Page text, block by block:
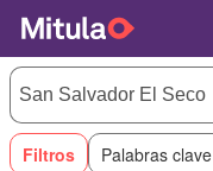
Filtros Palabras clave